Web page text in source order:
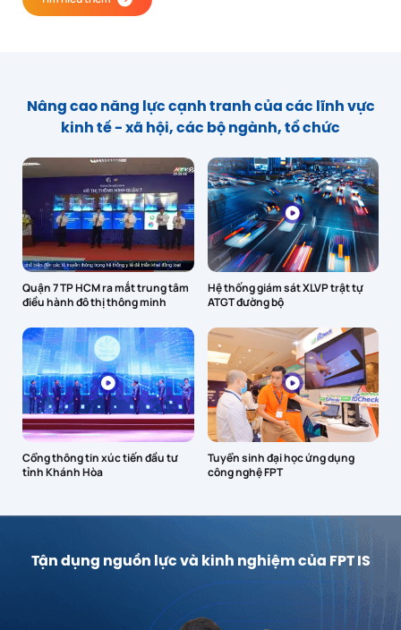
Nâng cao năng lực cạnh tranh của các lĩnh vực
kinh tế - xã hội, các bộ ngành, tổ chức
Quận 7 TP HCM ra mắt trung tâm
điều hành đô thị thông minh
Hệ thống giám sát XLVP trật tự
ATGT đường bộ
Cổng thông tin xúc tiến đầu tư
tỉnh Khánh Hòa
Tuyển sinh đại học ứng dụng
công nghệ FPT
Tận dụng nguồn lực và kinh nghiệm của FPT IS